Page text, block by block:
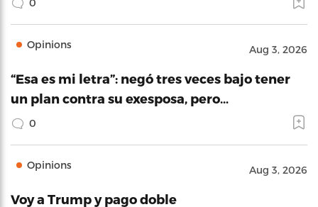
0
Opinions Aug 3, 2026
“Esa es mi letra”: negó tres veces bajo tener
un plan contra su exesposa, pero…
0
Opinions Aug 3, 2026
Voy a Trump y pago doble